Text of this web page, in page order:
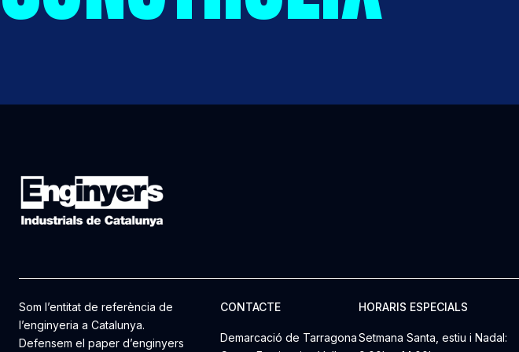
Som l’entitat de referència de
l’enginyeria a Catalunya.
Defensem el paper d’enginyers
CONTACTE
Demarcació de Tarragona
HORARIS ESPECIALS
Setmana Santa, estiu i Nadal: